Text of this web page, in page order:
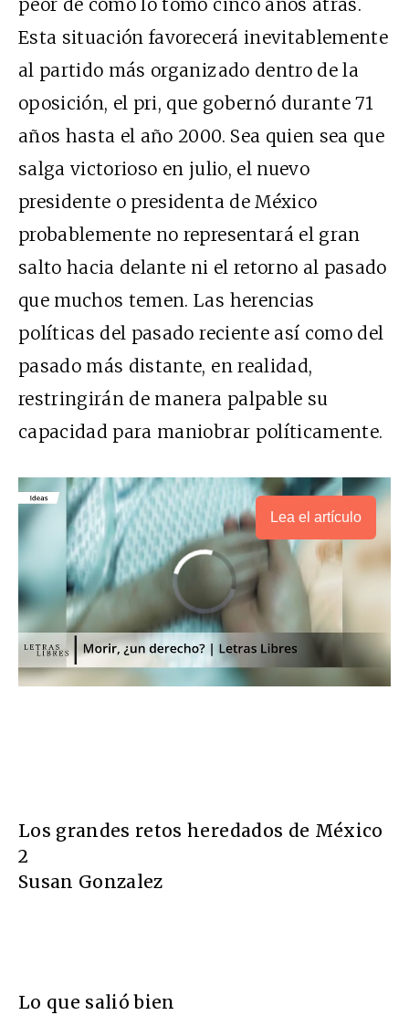
Esta situación favorecerá inevitablemente
al partido más organizado dentro de la
oposición, el pri, que gobernó durante 71
años hasta el año 2000. Sea quien sea que
salga victorioso en julio, el nuevo
presidente o presidenta de México
probablemente no representará el gran
salto hacia delante ni el retorno al pasado
que muchos temen. Las herencias
políticas del pasado reciente así como del
pasado más distante, en realidad,
restringirán de manera palpable su
capacidad para maniobrar políticamente.
Lea el artículo
Los grandes retos heredados de México
2
Susan Gonzalez
Lo que salió bien